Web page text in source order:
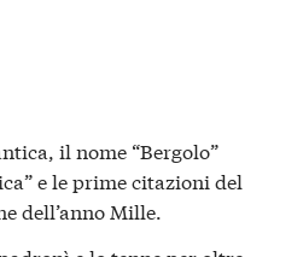
il nome “Bergolo”
e le prime citazioni del
dell’anno Mille.